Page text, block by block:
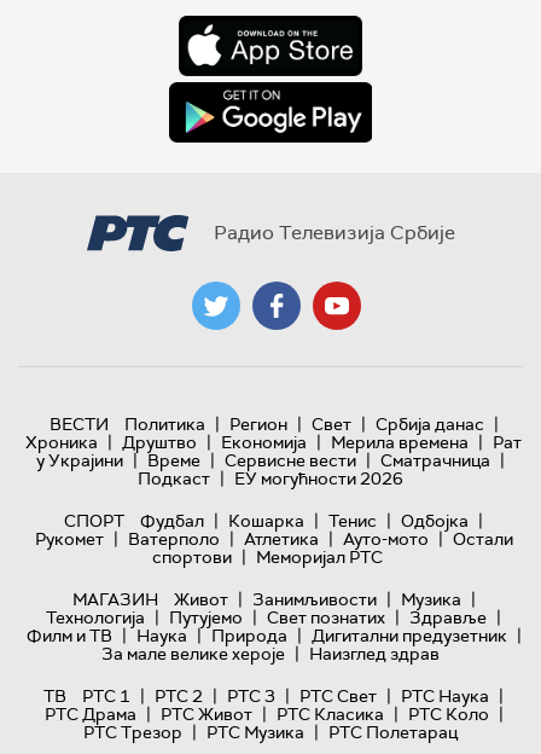
Радио Телевизија Србије
ВЕСТИ Политика | Регион | Свет | Србија данас |
Хроника | Друштво | Економија | Мерила времена | Рат
у Украјини | Време | Сервисне вести | Сматрачница |
Подкаст | ЕУ могућности 2026
СПОРТ
Фудбал | Кошарка | Тенис | Одбојка |
Рукомет | Ватерполо | Атлетика | Ауто-мото | Остали
спортови | Меморијал РТС
МАГАЗИН
Живот | Занимљивости | Музика |
Технологијa | Путујемо | Свет познатих | Здравље |
Филм и ТВ | Наука | Природа | Дигитални предузетник |
За мале велике хероје | Наизглед здрав
ТВ
РТС 1 | РТС 2 | РТС 3 | РТС Свет | РТС Наука |
РТС Драма | РТС Живот | РТС Класика | РТС Коло |
РТС Трезор | РТС Музика | РТС Полетарац